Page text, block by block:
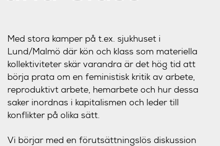
Med stora kamper på t.ex. sjukhuset i
Lund/Malmö där kön och klass som materiella
kollektiviteter skär varandra är det hög tid att
börja prata om en feministisk kritik av arbete,
reproduktivt arbete, hemarbete och hur dessa
saker inordnas i kapitalismen och leder till
konflikter på olika sätt.
Vi börjar med en förutsättningslös diskussion